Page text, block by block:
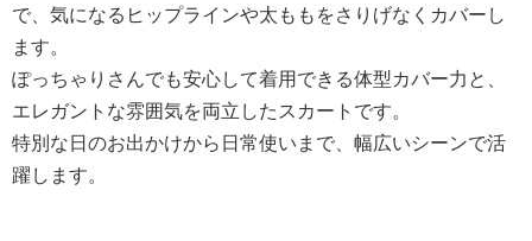
で、気になるヒップラインや太ももをさりげなくカバーし
ます。
ぽっちゃりさんでも安心して着用できる体型カバー力と、
エレガントな雰囲気を両立したスカートです。
特別な日のお出かけから日常使いまで、幅広いシーンで活
躍します。